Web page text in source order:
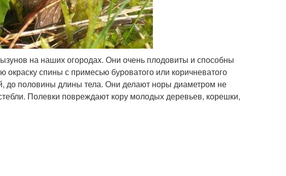
на наших огородах. Они очень плодовиты и способны
спины с примесью буроватого или коричневатого
до половины длины тела. Они делают норы диаметром не
Полевки повреждают кору молодых деревьев, корешки,